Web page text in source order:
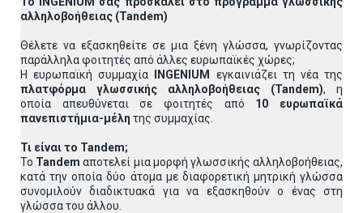
αλληλοβοήθειας (Tandem)
Θέλετε να εξασκηθείτε σε μια ξένη γλώσσα, γνωρίζοντας
παράλληλα φοιτητές από άλλες ευρωπαϊκές χώρες;
Η ευρωπαϊκή συμμαχία
INGENIUM
εγκαινιάζει τη νέα της
πλατφόρμα γλωσσικής αλληλοβοήθειας (Tandem), η
οποία απευθύνεται σε φοιτητές από 10 ευρωπαϊκά
πανεπιστήμια-μέλη της συμμαχίας.
Τι είναι το Tandem;
Το Tandem αποτελεί μια μορφή γλωσσικής αλληλοβοήθειας,
κατά την οποία δύο άτομα με διαφορετική μητρική γλώσσα
συνομιλούν διαδικτυακά για να εξασκηθούν ο ένας στη
γλώσσα του άλλου.